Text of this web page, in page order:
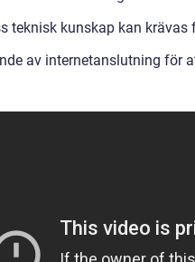
teknisk kunskap kan
av internetanslutning för